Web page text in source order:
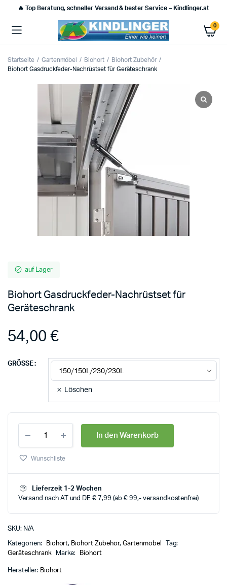
🔥 Top Beratung, schneller Versand & bester Service – Kindlinger.at
0
Startseite Gartenmöbel Biohort
Biohort Zubehör
Biohort Gasdruckfeder-Nachrüstset für Geräteschrank
auf Lager
Biohort Gasdruckfeder-Nachrüstset für
Geräteschrank
54,00€
GRÖSSE
Löschen
In den Warenkorb
Wunschliste
Lieferzeit 1-2 Wochen
Versand nach AT und DE € 7,99 (ab € 99,- versandkostenfrei)
SKU: N/A
Kategorien: Biohort, Biohort Zubehör, Gartenmöbel
Tag:
Geräteschrank
Marke: Biohort
Hersteller: Biohort